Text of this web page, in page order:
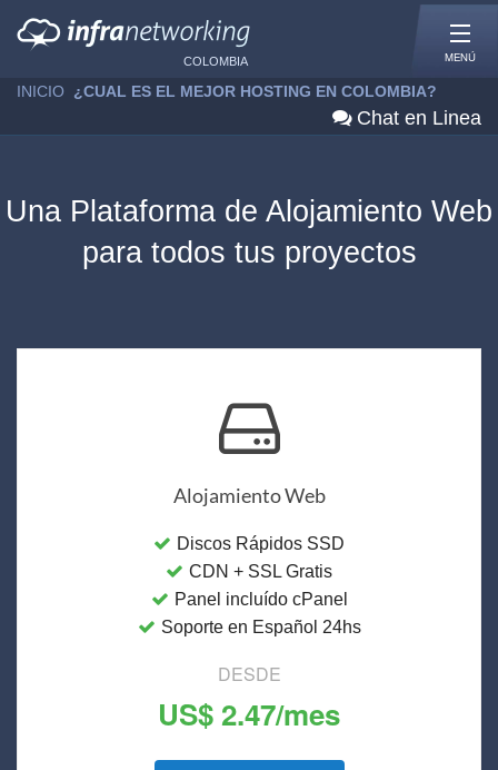
COLOMBIA MENÚ
INICIO »¿CUAL ES EL MEJOR HOSTING EN COLOMBIA?
Chat en Linea
Una Plataforma de Alojamiento Web
para todos tus proyectos
Alojamiento Web
Discos Rápidos SSD
CDN + SSL Gratis
Panel incluído cPanel
Soporte en Español 24hs
DESDE
US$ 2.47/mes